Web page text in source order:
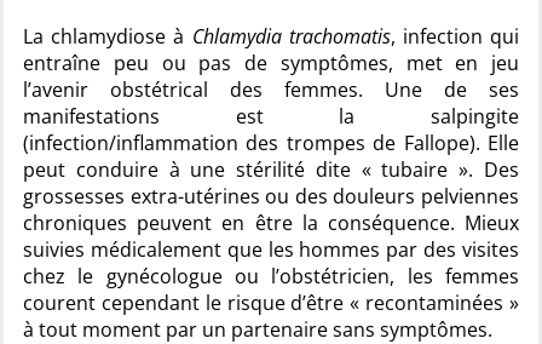
La chlamydiose à Chlamydia trachomatis, infection qui
entraîne peu ou pas de symptômes, met en jeu
l’avenir obstétrical des femmes. Une de ses
manifestations est la salpingite
(infection/inflammation des trompes de Fallope). Elle
peut conduire à une stérilité dite « tubaire ». Des
grossesses extra-utérines ou des douleurs pelviennes
chroniques peuvent en être la conséquence. Mieux
suivies médicalement que les hommes par des visites
chez le gynécologue ou l’obstétricien, les femmes
courent cependant le risque d’être « recontaminées »
à tout moment par un partenaire sans symptômes.